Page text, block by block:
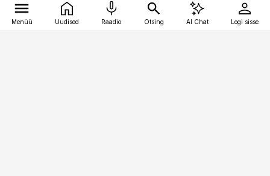
Menüü Uudised Raadio Otsing AI Chat Logi sisse